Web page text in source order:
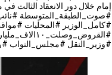
إمام خلال دور الانعقاد
#صوت_الطبقة_المتوسطة
#كامل_الوزير #المحليات
#وزير_النقل #مجلس_النواب